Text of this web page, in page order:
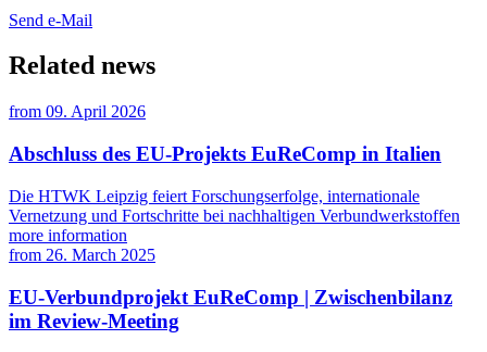
Send e-Mail
Related news
from 09. April 2026
Abschluss des EU-Projekts EuReComp in Italien
Die HTWK Leipzig feiert Forschungserfolge, internationale
Vernetzung und Fortschritte bei nachhaltigen Verbundwerkstoffen
more information
from 26. March 2025
EU-Verbundprojekt EuReComp | Zwischenbilanz
im Review-Meeting